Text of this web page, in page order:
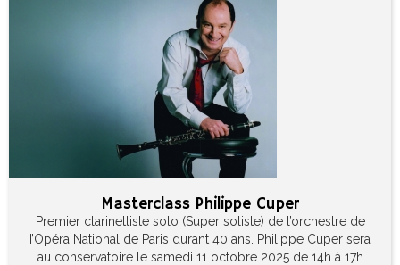
Masterclass Philippe Cuper
Premier clarinettiste solo (Super soliste) de l’orchestre de
I’Opéra National de Paris durant 40 ans. Philippe Cuper sera
au conservatoire le samedi 11 octobre 2025 de 14h à 17h